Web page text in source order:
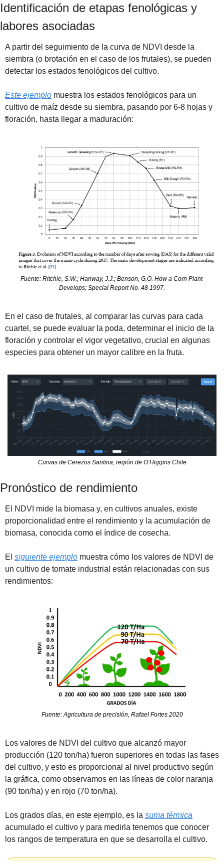
Identificación de etapas fenológicas y
labores asociadas
A partir del seguimiento de la curva de NDVI desde la
siembra (o brotación en el caso de los frutales), se pueden
detectar los estados fenológicos del cultivo.
Este ejemplo muestra los estados fenológicos para un
cultivo de maíz desde su siembra, pasando por 6-8 hojas y
floración, hasta llegar a maduración:
Fuente: Ritchie, S.W.; Hanway, J.J.; Benson, G.O. How a Corn Plant
Develops; Special Report No. 48 1997.
En el caso de frutales, al comparar las curvas para cada
cuartel, se puede evaluar la poda, determinar el inicio de la
floración y controlar el vigor vegetativo, crucial en algunas
especies para obtener un mayor calibre en la fruta.
Curvas de Cerezos Santina, región de O’Higgins Chile
Pronóstico de rendimiento
El NDVI mide la biomasa y, en cultivos anuales, existe
proporcionalidad entre el rendimiento y la acumulación de
biomasa, conocida como el índice de cosecha.
El siguiente ejemplo muestra cómo los valores de NDVI de
un cultivo de tomate industrial están relacionadas con sus
rendimientos:
Fuente: Agricultura de precisión, Rafael Fortes 2020
Los valores de NDVI del cultivo que alcanzó mayor
producción (120 ton/ha) fueron superiores en todas las fases
del cultivo, y esto es proporcional al nivel productivo según
la gráfica, como observamos en las líneas de color naranja
(90 ton/ha) y en rojo (70 ton/ha).
Los grados días, en este ejemplo, es la suma térmica
acumulado el cultivo y para medirla tenemos que conocer
los rangos de temperatura en que se desarrolla el cultivo.